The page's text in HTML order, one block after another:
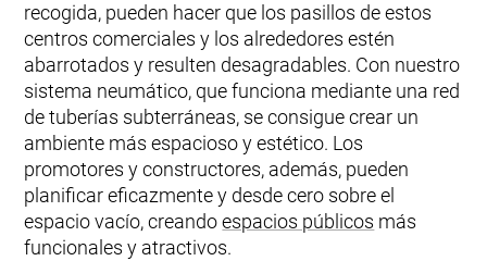
recogida, pueden hacer que los pasillos de estos
centros comerciales y los alrededores estén
abarrotados y resulten desagradables. Con nuestro
sistema neumático, que funciona mediante una red
de tuberías subterráneas, se consigue crear un
ambiente más espacioso y estético. Los
promotores y constructores, además, pueden
planificar eficazmente y desde cero sobre el
espacio vacío, creandoespacios públicos más
funcionales y atractivos.